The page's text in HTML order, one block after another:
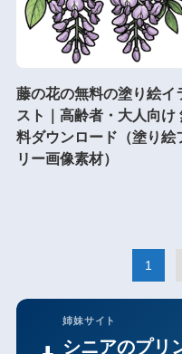
藤の花の無料の塗り絵イ
スト｜高齢者・大人向け
料ダウンロード（塗り絵
リー画像素材）
1
姉妹サイト
シニアのプリ